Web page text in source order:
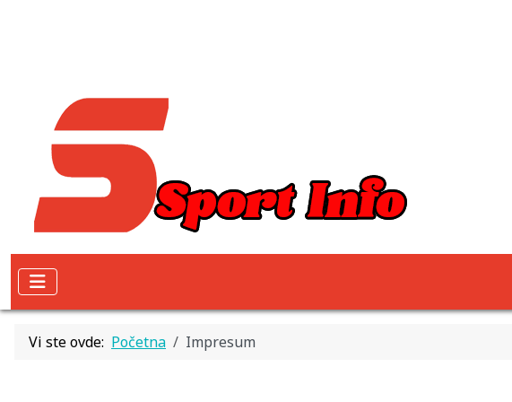
Vi ste ovde: Početna Impresum